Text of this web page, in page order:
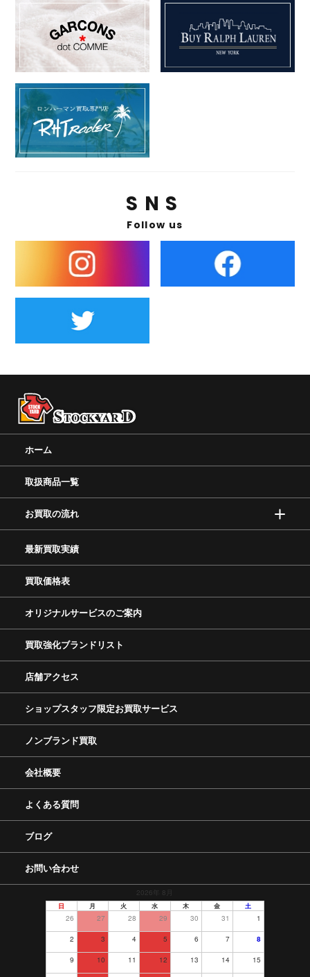
SNS
Follow us
ホーム
取扱商品一覧
お買取の流れ
最新買取実績
買取価格表
オリジナルサービスのご案内
買取強化ブランドリスト
店舗アクセス
ショップスタッフ限定お買取サービス
ノンブランド買取
会社概要
よくある質問
ブログ
お問い合わせ
2026年 8月
日 月 火 水 木 金 土
26 27 28 29 30 31 1
2 3 4 5 6 7 8
9 10 11 12 13 14 15